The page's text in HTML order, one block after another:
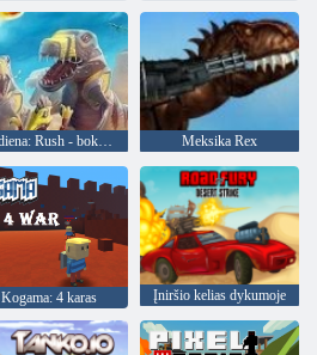
D-diena: Rush - bokšto gynybos Meksika Rex
Kogama: 4 karas Įniršio kelias dykumoje